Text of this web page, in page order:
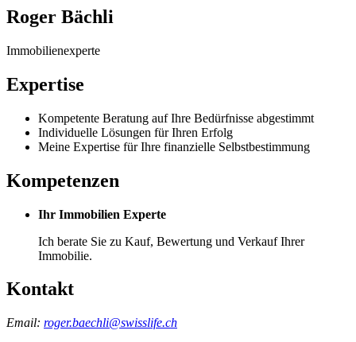
Roger Bächli
Immobilienexperte
Expertise
Kompetente Beratung auf Ihre Bedürfnisse abgestimmt
Individuelle Lösungen für Ihren Erfolg
Meine Expertise für Ihre finanzielle Selbstbestimmung
Kompetenzen
Ihr Immobilien Experte
Ich berate Sie zu Kauf, Bewertung und Verkauf Ihrer
Immobilie.
Kontakt
Email: roger.baechli@swisslife.ch